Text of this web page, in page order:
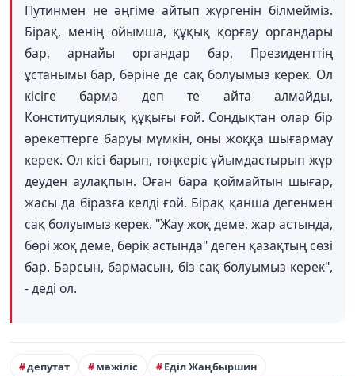
Путинмен не әңгіме айтып жүргенін білмейміз.
Бірақ, менің ойымша, құқық қорғау органдары
бар, арнайы органдар бар, Президенттің
ұстанымы бар, бәріне де сақ болуымыз керек. Ол
кісіге барма деп те айта алмайды,
Конституциялық құқығы ғой. Сондықтан олар бір
әрекеттерге баруы мүмкін, оны жоққа шығармау
керек. Ол кісі барып, төңкеріс ұйымдастырып жүр
деуден аулақпын. Оған бара қоймайтын шығар,
жасы да біразға келді ғой. Бірақ қанша дегенмен
сақ болуымыз керек. "Жау жоқ деме, жар астында,
бөрі жоқ деме, бөрік астында" деген қазақтың сөзі
бар. Барсын, бармасын, біз сақ болуымыз керек",
- деді ол.
депутат мәжіліс Еділ Жаңбыршин